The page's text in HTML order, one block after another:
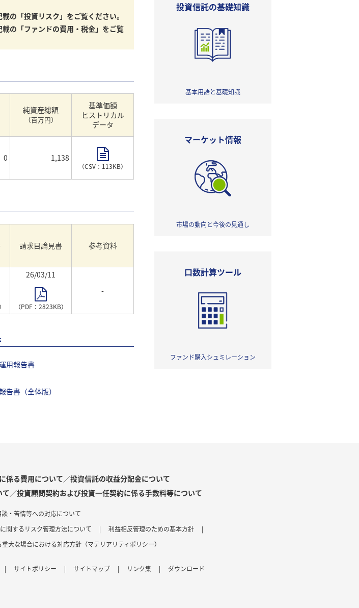
の「投資リスク」をご覧ください。
の「ファンドの費用・税金」をご覧
純資産総額
（百万円）
基準価額
ヒストリカル
データ
0 1,138
（CSV：113KB）
請求目論見書 参考資料
26/03/11
（PDF：2823KB）
-
用報告書
告書（全体版）
投資信託の基礎知識
基本用語と基礎知識
マーケット情報
市場の動向と今後の見通し
口数計算ツール
ファンド購入シュミレーション
係る費用について／投資信託の収益分配金について
／投資顧問契約および投資一任契約に係る手数料等について
・苦情等への対応について
関するリスク管理方法について | 利益相反管理のための基本方針
|
大な場合における対応方針（マテリアリティポリシー）
| サイトポリシー | サイトマップ | リンク集 | ダウンロード